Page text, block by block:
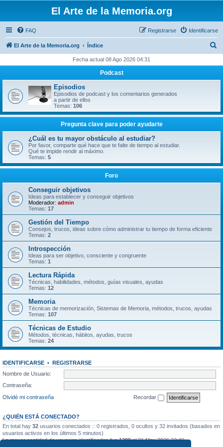
El Arte de la Memoria.org
FAQ Identificarse
Registrarse
El Arte de la Memoria.org Índice
c
Fecha actual 08 Ago 2026 04:31
Podcast
Episodios
Episodios de podcast y los comentarios generados
a partir de ellos
Temas: 106
Pregunta clave para poder ayudarte
¿Cuál es tu mayor obstáculo al estudiar?
Por favor, comparte qué hace que te falte de tiempo al estudiar.
Qué te impide rendir al máximo.
Temas: 5
Foro
Conseguir objetivos
Ideas para establecer y conseguir objetivos
Moderador: admin
Temas: 17
Gestión del Tiempo
Consejos, trucos, ideas sobre cómo administrar tu tiempo de forma eficiente
Temas: 2
Introspección
Ideas para ser objetivo, consciente y congruente
Temas: 1
Lectura Rápida
Técnicas, habilidades, métodos, guías visuales, ayudas
Temas: 12
Memoria
Técnicas de memorización, Sistemas de Memoria, métodos, trucos, ayudas
Temas: 107
Técnicas de Estudio
Métodos, técnicas, hábitos, ayudas, trucos
Temas: 24
IDENTIFICARSE • REGISTRARSE
Nombre de Usuario:
Contraseña:
Olvidé mi contraseña
Recordar
¿QUIÉN ESTÁ CONECTADO?
En total hay 32 usuarios conectados :: 0 registrados, 0 ocultos y 32 invitados (basados en
usuarios activos en los últimos 5 minutos)
La mayor cantidad de usuarios identificados fue1299el 31 May 2026 22:40